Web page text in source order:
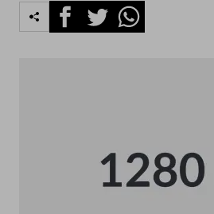
FacebookTwitterWhatsapp